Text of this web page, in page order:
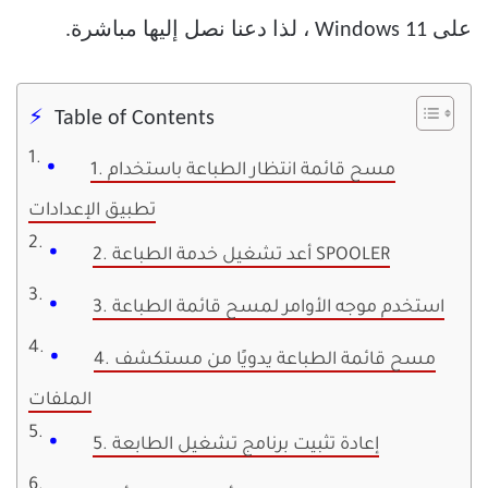
على Windows 11 ، لذا دعنا نصل إليها مباشرة.
Table of Contents
1. مسح قائمة انتظار الطباعة باستخدام
تطبيق الإعدادات
2. أعد تشغيل خدمة الطباعة SPOOLER
3. استخدم موجه الأوامر لمسح قائمة الطباعة
4. مسح قائمة الطباعة يدويًا من مستكشف
الملفات
5. إعادة تثبيت برنامج تشغيل الطابعة